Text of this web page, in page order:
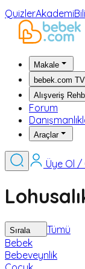
QuizlerAkademi
Makale
bebek.com TV
Alışveriş
Forum
Araçlar
Üye Ol /
Sırala
Tümü
Bebek
Bebeveynlik